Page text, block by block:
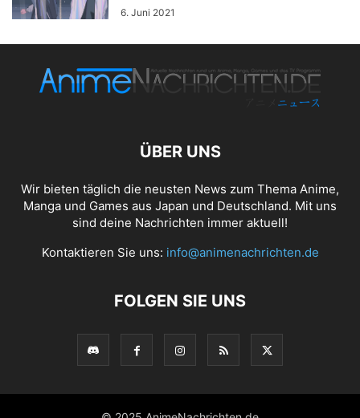
6. Juni 2021
ÜBER UNS
Wir bieten täglich die neusten News zum Thema Anime,
Manga und Games aus Japan und Deutschland. Mit uns
sind deine Nachrichten immer aktuell!
Kontaktieren Sie uns: info@animenachrichten.de
FOLGEN SIE UNS